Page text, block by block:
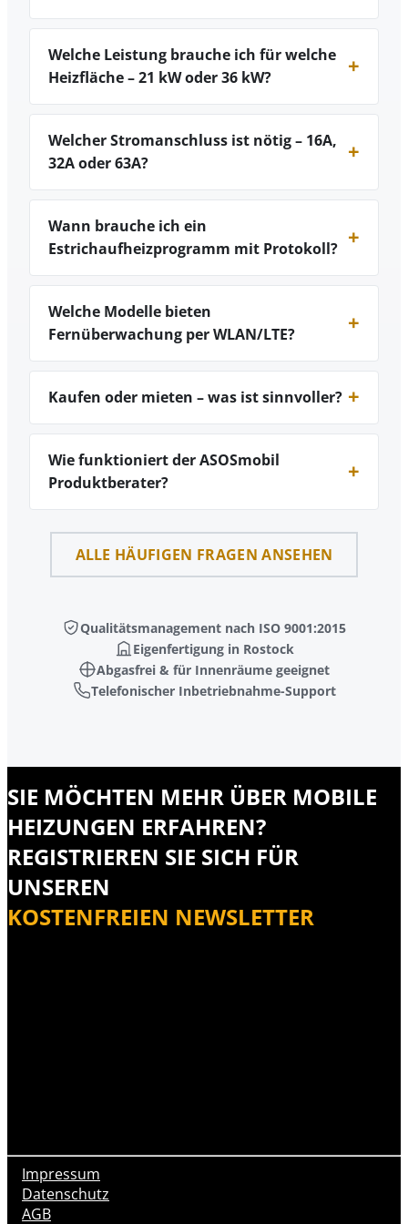
Welche Leistung brauche ich für welche
Heizfläche – 21 kW oder 36 kW?
Welcher Stromanschluss ist nötig – 16A,
32A oder 63A?
Wann brauche ich ein
Estrichaufheizprogramm mit Protokoll?
Welche Modelle bieten
Fernüberwachung per WLAN/LTE?
Kaufen oder mieten – was ist sinnvoller?
Wie funktioniert der ASOSmobil
Produktberater?
ALLE HÄUFIGEN FRAGEN ANSEHEN
Qualitätsmanagement nach ISO 9001:2015
Eigenfertigung in Rostock
Abgasfrei & für Innenräume geeignet
Telefonischer Inbetriebnahme-Support
SIE MÖCHTEN MEHR ÜBER MOBILE
HEIZUNGEN ERFAHREN?
REGISTRIEREN SIE SICH FÜR
UNSEREN
KOSTENFREIEN NEWSLETTER
Impressum
Datenschutz
AGB